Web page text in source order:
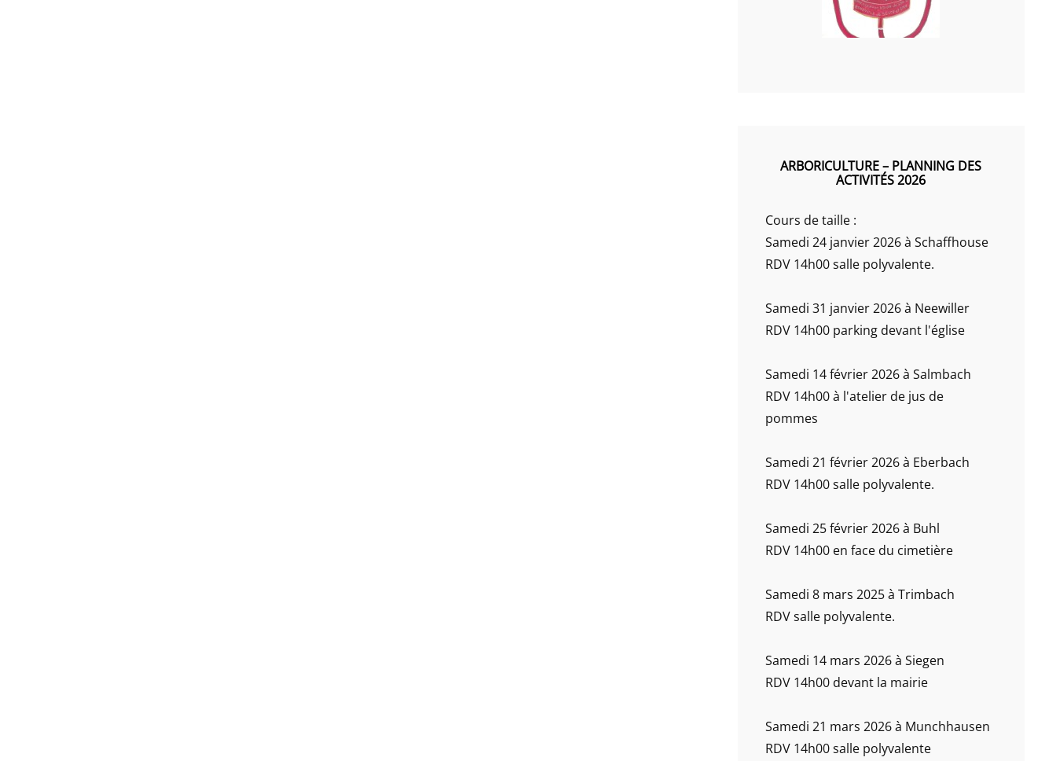
ARBORICULTURE – PLANNING DES
ACTIVITÉS 2026
Cours de taille :
Samedi 24 janvier 2026 à Schaffhouse
RDV 14h00 salle polyvalente.
Samedi 31 janvier 2026 à Neewiller
RDV 14h00 parking devant l'église
Samedi 14 février 2026 à Salmbach
RDV 14h00 à l'atelier de jus de
pommes
Samedi 21 février 2026 à Eberbach
RDV 14h00 salle polyvalente.
Samedi 25 février 2026 à Buhl
RDV 14h00 en face du cimetière
Samedi 8 mars 2025 à Trimbach
RDV salle polyvalente.
Samedi 14 mars 2026 à Siegen
RDV 14h00 devant la mairie
Samedi 21 mars 2026 à Munchhausen
RDV 14h00 salle polyvalente